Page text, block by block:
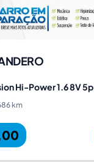
Hi-Power 1.6 8V 5p
km